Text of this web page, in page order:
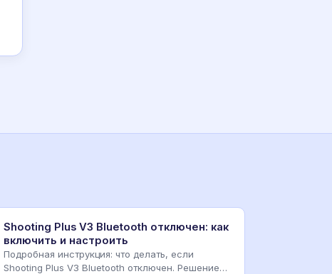
Shooting Plus V3 Bluetooth отключен: как
включить и настроить
Подробная инструкция: что делать, если
Shooting Plus V3 Bluetooth отключен. Решение